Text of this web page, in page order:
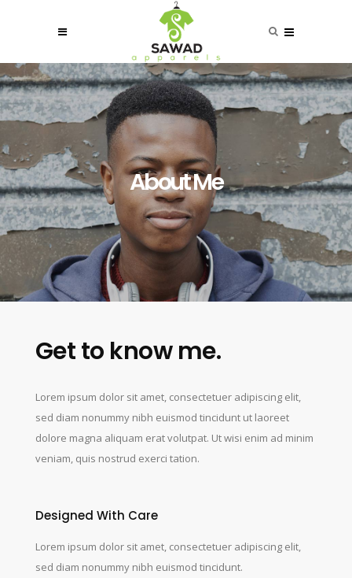
About Me
Get to know me.
Lorem ipsum dolor sit amet, consectetuer adipiscing elit,
sed diam nonummy nibh euismod tincidunt ut laoreet
dolore magna aliquam erat volutpat. Ut wisi enim ad minim
veniam, quis nostrud exerci tation.
Designed With Care
Lorem ipsum dolor sit amet, consectetuer adipiscing elit,
sed diam nonummy nibh euismod tincidunt.